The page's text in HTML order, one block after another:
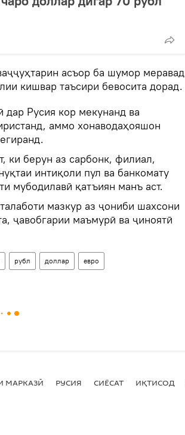
асъор ба шумор меравад
кишвар таъсири бевосита дорад.
дар Русия кор мекунанд ва
аммо хонаводаҳояшон
берун аз сарбонк, филиал,
интиқоли пул ва банкомату
мубодилавӣ қатъиян манъ аст.
мазкур аз ҷониби шахсони
ҷавобгарии маъмурӣ ва ҷиноятӣ
рубл доллар евро
МАРКАЗӢ РУСИЯ СИЁСАТ ИҚТИСОД